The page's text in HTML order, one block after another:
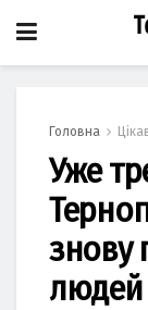
Головна
Уже
знову
людей